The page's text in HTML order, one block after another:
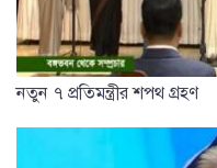
নতুন ৭ প্রতিমন্ত্রীর শপথ গ্রহণ